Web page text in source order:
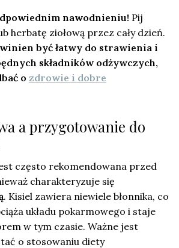
nawodnieniu! Pij
herbatę ziołową przez cały dzień.
być łatwy do strawienia i
składników odżywczych,
o zdrowie i dobre
a przygotowanie do
często rekomendowana przed
charakteryzuje się
. Kisiel zawiera niewiele błonnika, co
układu pokarmowego i staje
w tym czasie. Ważne jest
o stosowaniu diety